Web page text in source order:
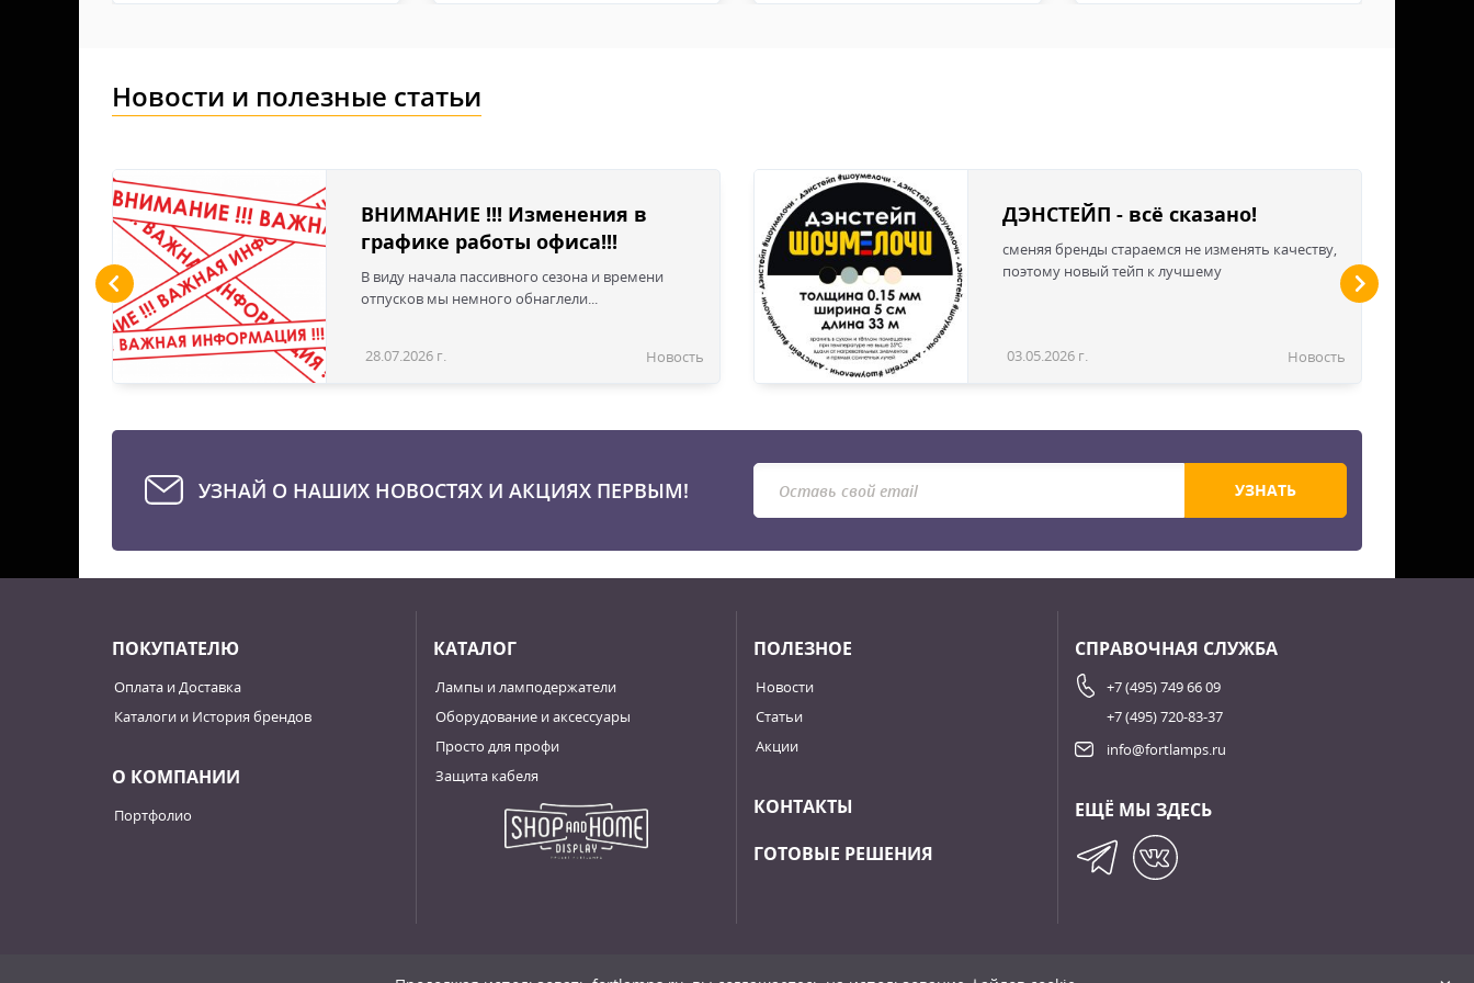
Новости и полезные статьи
ВНИМАНИЕ !!! Изменения в
графике работы офиса!!!
В виду начала пассивного сезона и времени
отпусков мы немного обнаглели...
28.07.2026 г. Новость
ДЭНСТЕЙП - всё сказано!
сменяя бренды стараемся не изменять качеству,
поэтому новый тейп к лучшему
03.05.2026 г. Новость
УЗНАЙ О НАШИХ НОВОСТЯХ И АКЦИЯХ ПЕРВЫМ! УЗНАТЬ
ПОКУПАТЕЛЮ
Оплата и Доставка
Каталоги и История брендов
О КОМПАНИИ
Портфолио
КАТАЛОГ
Лампы и ламподержатели
Оборудование и аксессуары
Просто для профи
Защита кабеля
ПОЛЕЗНОЕ
Новости
Статьи
Акции
КОНТАКТЫ
ГОТОВЫЕ РЕШЕНИЯ
СПРАВОЧНАЯ СЛУЖБА
+7 (495) 749 66 09
+7 (495) 720-83-37
info@fortlamps.ru
ЕЩЁ МЫ ЗДЕСЬ